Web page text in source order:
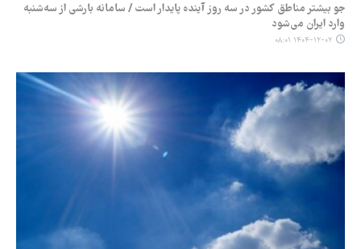
جو بیشتر مناطق کشور در سه روز آینده پایدار است / سامانه بارشی از سه‌شنبه
وارد ایران می‌شود
۱۴۰۴-۱۲-۰۲ ۰۸:۰۱